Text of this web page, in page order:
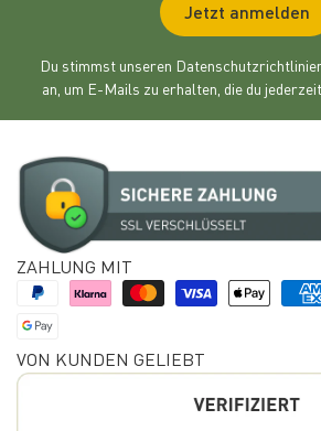
Jetzt anmelden
Du stimmst unseren
an, um E-Mails zu erhalten, die du
ZAHLUNG MIT
VON KUNDEN GELIEBT